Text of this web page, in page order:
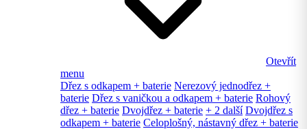
Otevřít
menu
Dřez s odkapem + baterie Nerezový jednodřez +
baterie Dřez s vaničkou a odkapem + baterie Rohový
dřez + baterie Dvojdřez + baterie + 2 další Dvojdřez s
odkapem + baterie Celoplošný, nástavný dřez + baterie